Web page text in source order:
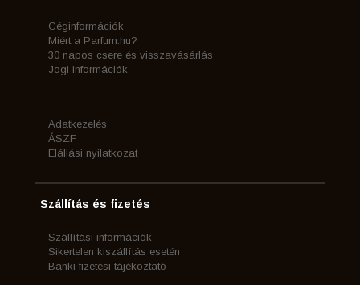
Céginformációk
Miért a Parfum.hu?
30 napos csere és visszavásárlás
Jogi információk
Adatkezelés
ÁSZF
Elállási nyilatkozat
Szállítás és fizetés
Szállítási információk
Sikertelen kiszállítás esetén
Banki fizetési tájékoztató